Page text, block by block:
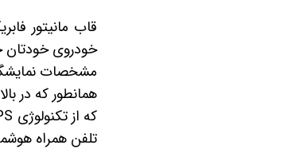
خودروی
مشخصات
که ازتکنولوژی
تلفن همراه